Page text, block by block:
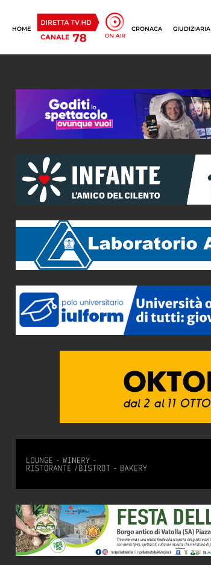
HOME CRONACA GIUDIZIARIA